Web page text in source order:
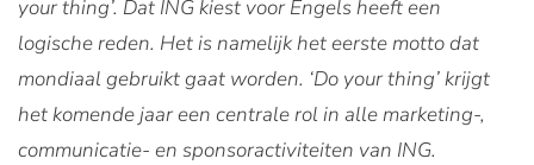
your thing’. Dat ING kiest voor Engels heeft een
logische reden. Het is namelijk het eerste motto dat
mondiaal gebruikt gaat worden. ‘Do your thing’ krijgt
het komende jaar een centrale rol in alle marketing-,
communicatie- en sponsoractiviteiten van ING.